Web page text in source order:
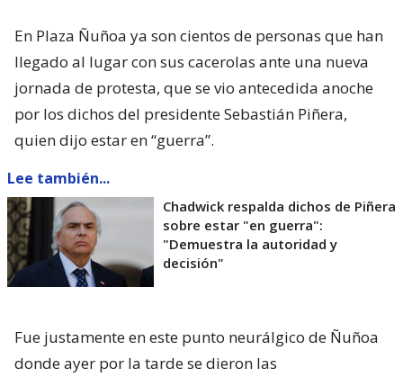
En Plaza Ñuñoa ya son cientos de personas que han
llegado al lugar con sus cacerolas ante una nueva
jornada de protesta, que se vio antecedida anoche
por los dichos del presidente Sebastián Piñera,
quien dijo estar en “guerra”.
Lee también...
Chadwick respalda dichos de Piñera
sobre estar "en guerra":
"Demuestra la autoridad y
decisión"
Fue justamente en este punto neurálgico de Ñuñoa
donde ayer por la tarde se dieron las